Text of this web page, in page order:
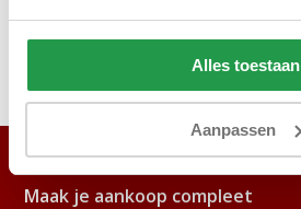
Alles toestaan
Aanpassen
Reviews
Maak je aankoop compleet